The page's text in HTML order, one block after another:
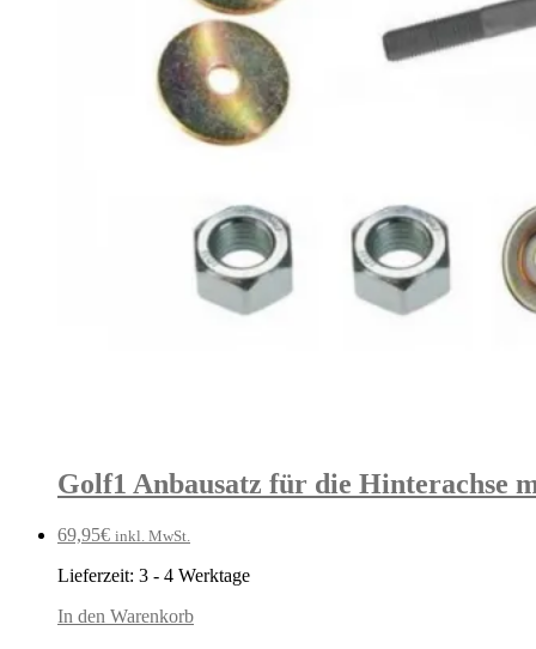
Golf1 Anbausatz für die Hinterachse
69,95€ inkl. MwSt.
Lieferzeit: 3 - 4 Werktage
In den Warenkorb